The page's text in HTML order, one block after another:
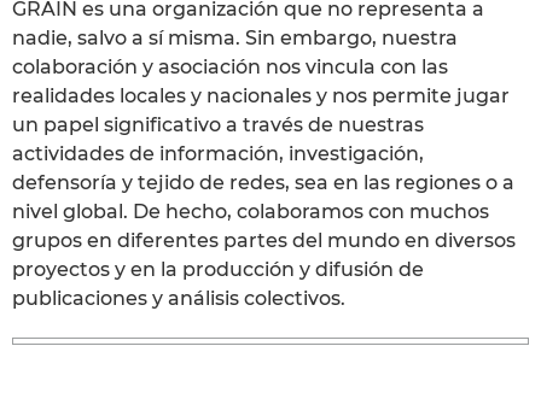
GRAIN es una organización que no representa a
nadie, salvo a sí misma. Sin embargo, nuestra
colaboración y asociación nos vincula con las
realidades locales y nacionales y nos permite jugar
un papel significativo a través de nuestras
actividades de información, investigación,
defensoría y tejido de redes, sea en las regiones o a
nivel global. De hecho, colaboramos con muchos
grupos en diferentes partes del mundo en diversos
proyectos y en la producción y difusión de
publicaciones y análisis colectivos.